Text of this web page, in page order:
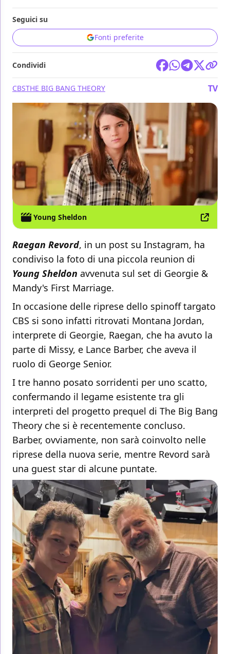
Seguici su
Fonti preferite
Condividi
CBSTHE BIG BANG THEORY TV
Young Sheldon
Raegan Revord, in un post su Instagram, ha
condiviso la foto di una piccola reunion di
Young Sheldon avvenuta sul set di Georgie &
Mandy's First Marriage.
In occasione delle riprese dello spinoff targato
CBS si sono infatti ritrovati Montana Jordan,
interprete di Georgie, Raegan, che ha avuto la
parte di Missy, e Lance Barber, che aveva il
ruolo di George Senior.
I tre hanno posato sorridenti per uno scatto,
confermando il legame esistente tra gli
interpreti del progetto prequel di The Big Bang
Theory che si è recentemente concluso.
Barber, ovviamente, non sarà coinvolto nelle
riprese della nuova serie, mentre Revord sarà
una guest star di alcune puntate.